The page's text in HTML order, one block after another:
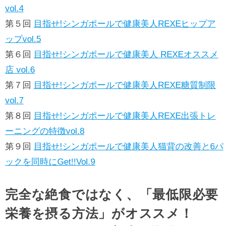
vol.4
第５回 目指せ!シンガポールで健康美人REXEヒップア
ップvol.5
第６回 目指せ!シンガポールで健康美人 REXEオススメ
店 vol.6
第７回 目指せ!シンガポールで健康美人REXE糖質制限
vol.7
第８回 目指せ!シンガポールで健康美人REXE出張トレ
ーニングの特徴vol.8
第９回 目指せ!シンガポールで健康美人猫背の改善と6パ
ックを同時にGet!!Vol.9
完全な絶食ではなく、「最低限必要
栄養を摂る方法」がオススメ！